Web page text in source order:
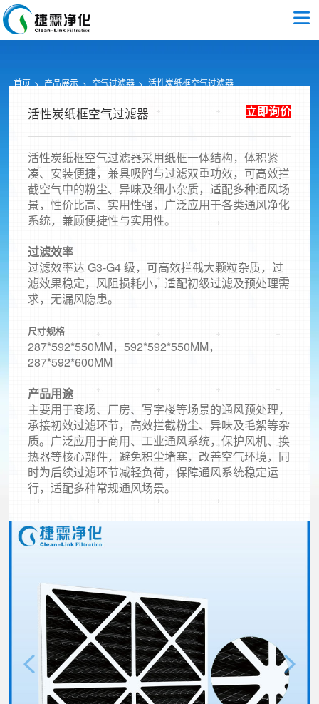
首页 产品展示 空气过滤器 活性炭纸框空气过滤器
活性炭纸框空气过滤器 立即询价
活性炭纸框空气过滤器采用纸框一体结构，体积紧
凑、安装便捷，兼具吸附与过滤双重功效，可高效拦
截空气中的粉尘、异味及细小杂质，适配多种通风场
景，性价比高、实用性强，广泛应用于各类通风净化
系统，兼顾便捷性与实用性。
过滤效率
过滤效率达 G3-G4 级，可高效拦截大颗粒杂质，过
滤效果稳定，风阻损耗小，适配初级过滤及预处理需
求，无漏风隐患。
尺寸规格
287*592*550MM，592*592*550MM，
287*592*600MM
产品用途
主要用于商场、厂房、写字楼等场景的通风预处理，
承接初效过滤环节，高效拦截粉尘、异味及毛絮等杂
质。广泛应用于商用、工业通风系统，保护风机、换
热器等核心部件，避免积尘堵塞，改善空气环境，同
时为后续过滤环节减轻负荷，保障通风系统稳定运
行，适配多种常规通风场景。